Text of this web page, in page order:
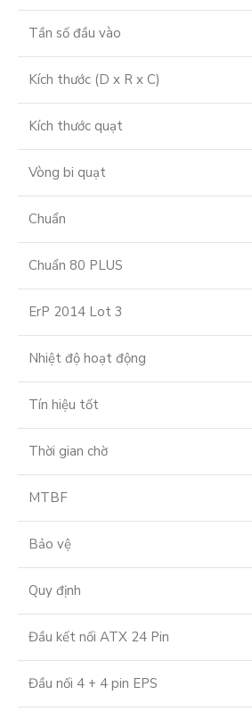
Tần số đầu vào
Kích thước (D x R x C)
Kích thước quạt
Vòng bi quạt
Chuẩn
Chuẩn 80 PLUS
ErP 2014 Lot 3
Nhiệt độ hoạt động
Tín hiệu tốt
Thời gian chờ
MTBF
Bảo vệ
Quy định
Đầu kết nối ATX 24 Pin
Đầu nối 4 + 4 pin EPS